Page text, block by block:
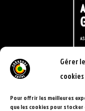
Gérer
cookies
Pour offrir les meilleures
que les cookies pour